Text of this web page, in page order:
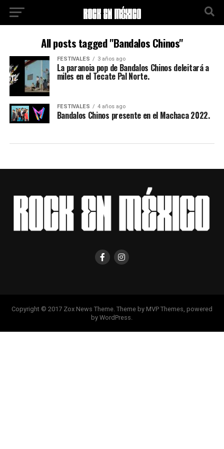
All posts tagged "Bandalos Chinos"
FESTIVALES 3 años ago
La paranoia pop de Bandalos Chinos deleitará a
miles en el Tecate Pal Norte.
FESTIVALES 4 años ago
Bandalos Chinos presente en el Machaca 2022.
Copyright © 2017 Zox News Theme. Theme by MVP Themes, powered
by WordPress.